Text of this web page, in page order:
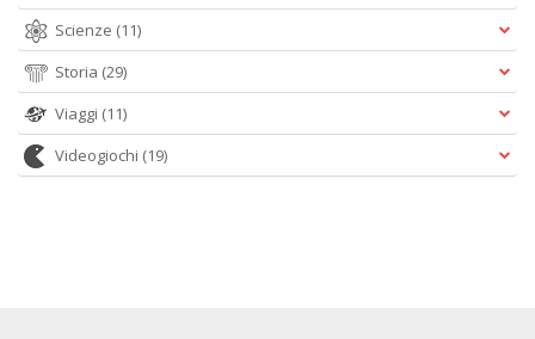
Scienze (11)
Storia (29)
Viaggi (11)
Videogiochi (19)